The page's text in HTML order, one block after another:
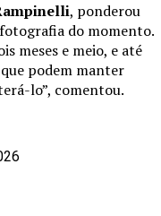
, ponderou
do momento.
meses e meio, e até
podem manter
lo”, comentou.